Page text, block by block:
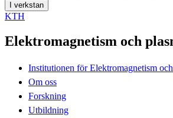
I verkstan
KTH
Elektromagnetism och
Institutionen för Elektromagnetism
Om oss
Forskning
Utbildning